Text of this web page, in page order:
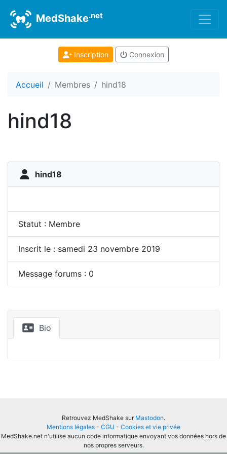
MedShake.net
Inscription Connexion
Accueil Membres hind18
hind18
hind18
Statut : Membre
Inscrit le : samedi 23 novembre 2019
Message forums : 0
Bio
Retrouvez MedShake sur Mastodon.
Mentions légales - CGU - Cookies et vie privée
MedShake.net n'utilise aucun code informatique envoyant vos données hors de
nos propres serveurs.